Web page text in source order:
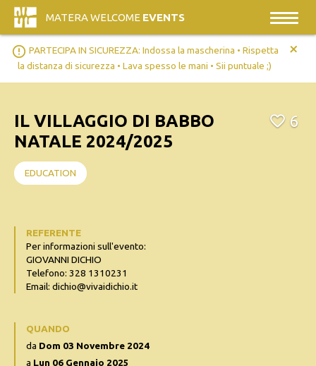
MATERA WELCOME EVENTS
error_outline PARTECIPA IN SICUREZZA: Indossa la mascherina • Rispetta
la distanza di sicurezza • Lava spesso le mani • Sii puntuale ;)
+
IL VILLAGGIO DI BABBO
NATALE 2024/2025
6
EDUCATION
REFERENTE
Per informazioni sull'evento:
GIOVANNI DICHIO
Telefono: 328 1310231
Email: dichio@vivaidichio.it
QUANDO
da Dom 03 Novembre 2024
a Lun 06 Gennaio 2025